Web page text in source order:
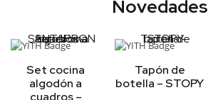
Novedades
Set cocina
algodón a
cuadros –
Tapón de
botella – STOPY